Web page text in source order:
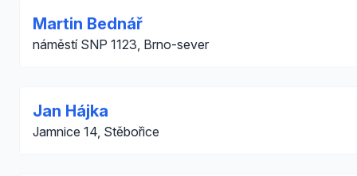
Martin Bednář
náměstí SNP 1123, Brno-sever
Jan Hájka
Jamnice 14, Stěbořice